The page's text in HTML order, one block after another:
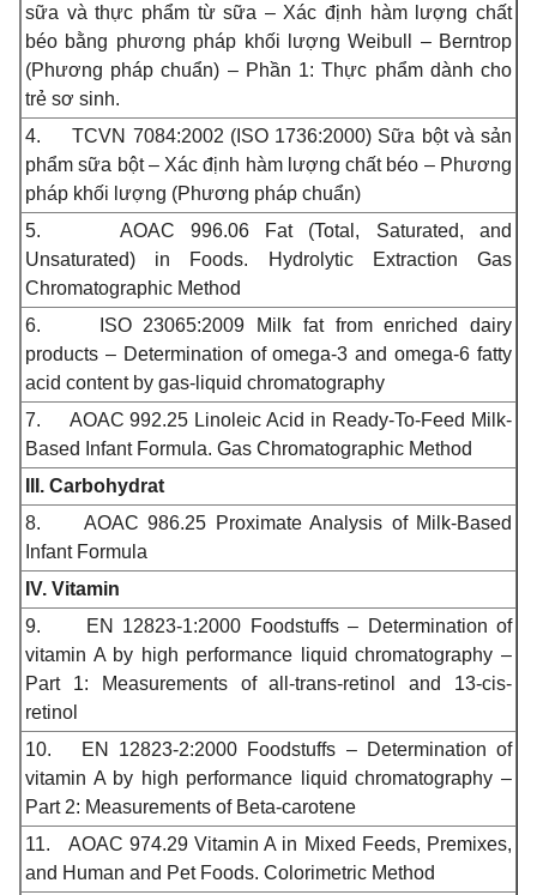
sữa và thực phẩm từ sữa – Xác định hàm lượng chất
béo bằng phương pháp khối lượng Weibull – Berntrop
(Phương pháp chuẩn) – Phần 1: Thực phẩm dành cho
trẻ sơ sinh.
4.
TCVN 7084:2002 (ISO 1736:2000) Sữa bột và sản
phẩm sữa bột – Xác định hàm lượng chất béo – Phương
pháp khối lượng (Phương pháp chuẩn)
5.
AOAC 996.06 Fat (Total, Saturated, and
Unsaturated) in Foods. Hydrolytic Extraction Gas
Chromatographic Method
6.
ISO 23065:2009 Milk fat from enriched dairy
products – Determination of omega-3 and omega-6 fatty
acid content by gas-liquid chromatography
7.
AOAC 992.25 Linoleic Acid in Ready-To-Feed Milk-
Based Infant Formula. Gas Chromatographic Method
III. Carbohydrat
8.
AOAC 986.25 Proximate Analysis of Milk-Based
Infant Formula
IV. Vitamin
9.
EN 12823-1:2000 Foodstuffs – Determination of
vitamin A by high performance liquid chromatography –
Part 1: Measurements of all-trans-retinol and 13-cis-
retinol
10.
EN 12823-2:2000 Foodstuffs – Determination of
vitamin A by high performance liquid chromatography –
Part 2: Measurements of Beta-carotene
11.
AOAC 974.29 Vitamin A in Mixed Feeds, Premixes,
and Human and Pet Foods. Colorimetric Method